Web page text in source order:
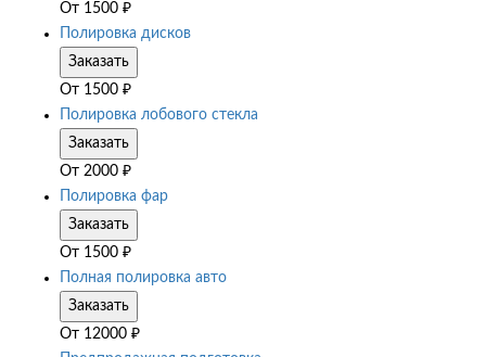
От 1500 ₽
Полировка дисков
Заказать
От 1500 ₽
Полировка лобового стекла
Заказать
От 2000 ₽
Полировка фар
Заказать
От 1500 ₽
Полная полировка авто
Заказать
От 12000 ₽